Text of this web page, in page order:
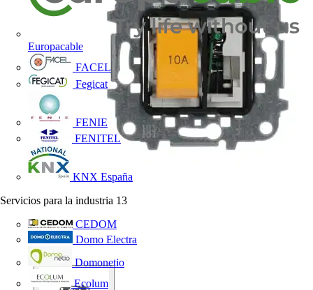
Europacable
FACEL
Fegicat
FENIE
FENITEL
KNX España
Servicios para la industria 13
CEDOM
Domo Electra
Domonetio
Ecolum